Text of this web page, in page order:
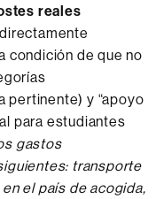
reales
condición de que no
pertinente) y “apoyo
para estudiantes
gastos
transporte
el país de acogida,